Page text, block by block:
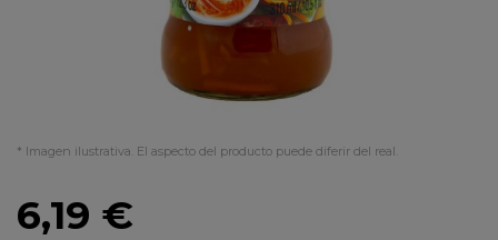
* Imagen ilustrativa. El aspecto del producto puede diferir del real.
6,19 €